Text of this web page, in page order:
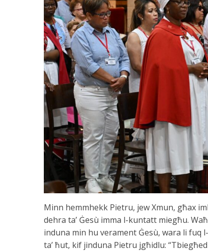
Minn hemmhekk Pietru, jew Xmun, għax
dehra ta’ Ġesù imma l-kuntatt miegħu.
induna min hu verament Ġesù, wara li
ta’ ħut, kif jinduna Pietru jgħidlu: